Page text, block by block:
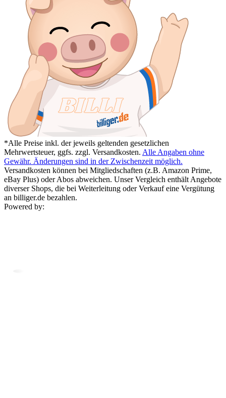
*Alle Preise inkl. der jeweils geltenden gesetzlichen
Mehrwertsteuer, ggfs. zzgl. Versandkosten. Alle Angaben ohne
Gewähr. Änderungen sind in der Zwischenzeit möglich.
Versandkosten können bei Mitgliedschaften (z.B. Amazon Prime,
eBay Plus) oder Abos abweichen. Unser Vergleich enthält Angebote
diverser Shops, die bei Weiterleitung oder Verkauf eine Vergütung
an billiger.de bezahlen.
Powered by: